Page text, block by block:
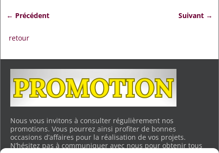
← Précédent Suivant →
retour
Nous vous invitons à consulter régulièrement nos
promotions. Vous pourrez ainsi profiter de bonnes
occasions d’affaires pour la réalisation de vos projets.
N’hésitez pas à communiquer avec nous pour obtenir tous